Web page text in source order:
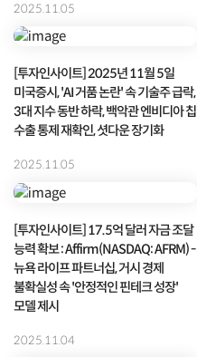
2025.11.05
[투자인사이트] 2025년 11월 5일
미국증시, 'AI 거품 논란' 속 기술주 급락,
3대 지수 동반 하락, 백악관 엔비디아 칩
수출 통제 재확인, 셧다운 장기화
2025.11.05
[투자인사이트] 17.5억 달러 자금 조달
능력 확보 : Affirm(NASDAQ: AFRM) -
뉴욕 라이프 파트너십, 거시 경제
불확실성 속 '안정적인 핀테크 성장'
모델 제시
2025.11.04